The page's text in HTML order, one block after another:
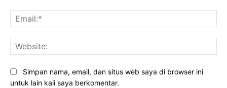
Simpan nama, email, dan situs web saya di browser ini
untuk lain kali saya berkomentar.